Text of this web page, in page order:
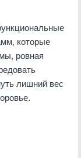
которые
ровная
лишний вес